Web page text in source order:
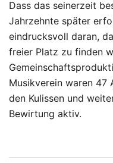
Dass das seinerzeit
Jahrzehnte später
eindrucksvoll daran,
freier Platz zu finden
Musikverein waren 47
den Kulissen und
Bewirtung aktiv.